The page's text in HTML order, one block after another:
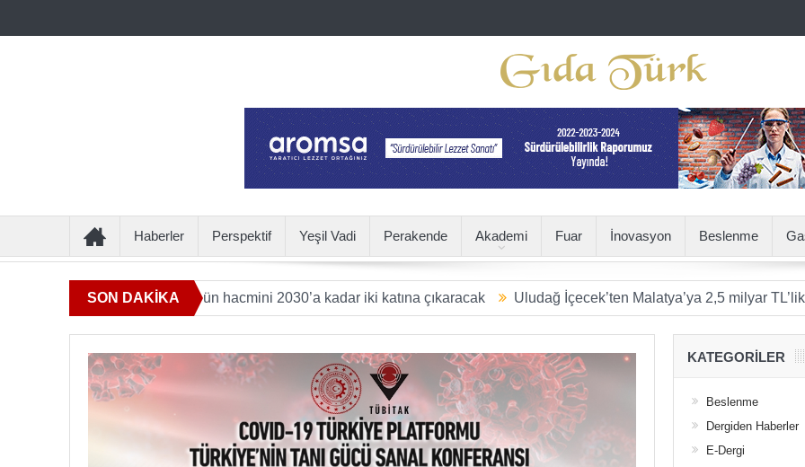
Haberler Perspektif Yeşil Vadi Perakende Akademi Fuar İnovasyon Beslenme
SON DAKİKA
katkı sunan ürün hacmini 2030’a kadar iki katına çıkaracak Uludağ İçecek’ten Malatya’ya 2,5 milyar TL’lik dev yatırım
KATEGORILER
Beslenme
Dergiden Haberler
E-Dergi